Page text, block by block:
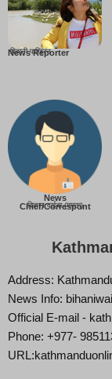
News Reporter
बिहानी पाख्रिन
News
Chief/Correspont
बिज्ञान वाईबा (ममता)
Address:
News Info:
Official E-mail -
Phone: +977-